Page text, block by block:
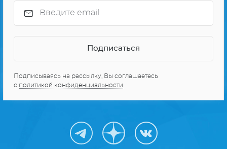
Подписываясь на рассылку, Вы соглашаетесь
с политикой конфиденциальности